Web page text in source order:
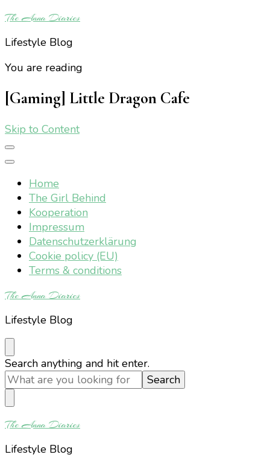
The Anna Diaries
Lifestyle Blog
You are reading
[Gaming] Little Dragon Cafe
Skip to Content
Home
The Girl Behind
Kooperation
Impressum
Datenschutzerklärung
Cookie policy (EU)
Terms & conditions
The Anna Diaries
Lifestyle Blog
Looking
for
Something?
Search anything and hit enter.
The Anna Diaries
Lifestyle Blog